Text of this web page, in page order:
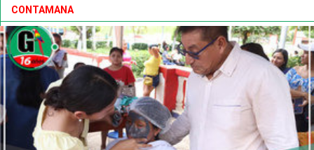
CONTAMANA